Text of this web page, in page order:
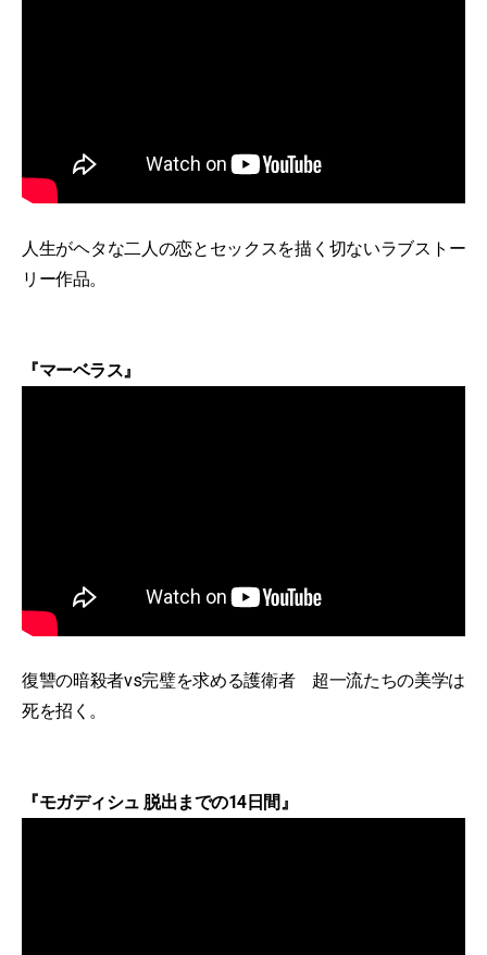
人生がヘタな二人の恋とセックスを描く切ないラブストー
リー作品。
『マーベラス』
復讐の暗殺者vs完璧を求める護衛者 超一流たちの美学は
死を招く。
『モガディシュ 脱出までの14日間』